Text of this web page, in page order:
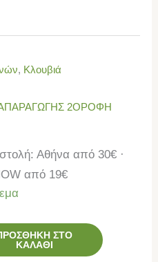
, Κλουβιά
2ΟΡΟΦΗ
Αθήνα από 30€ ·
από 19€
ΣΤΟ
ΚΑΛΆΘΙ